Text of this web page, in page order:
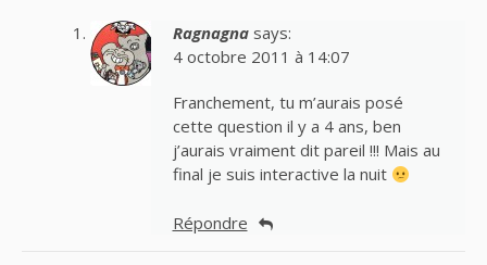
Ragnagna says:
4 octobre 2011 à 14:07
Franchement, tu m’aurais posé
cette question il y a 4 ans, ben
j’aurais vraiment dit pareil !!! Mais au
final je suis interactive la nuit
Répondre